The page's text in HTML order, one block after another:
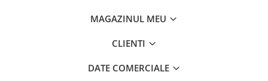
MAGAZINUL MEU
CLIENTI
DATE COMERCIALE